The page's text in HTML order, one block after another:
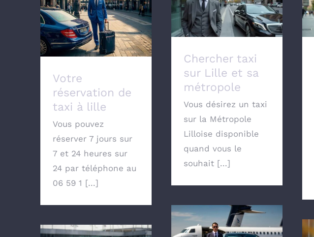
Votre réservation de
taxi à lille
Votre
réservation de
taxi à lille
Vous pouvez
réserver 7 jours sur
7 et 24 heures sur
24 par téléphone au
06 59 1 [...]
Chercher taxi sur Lille
et sa métropole
Chercher taxi
sur Lille et sa
métropole
Vous désirez un taxi
sur la Métropole
Lilloise disponible
quand vous le
souhait [...]